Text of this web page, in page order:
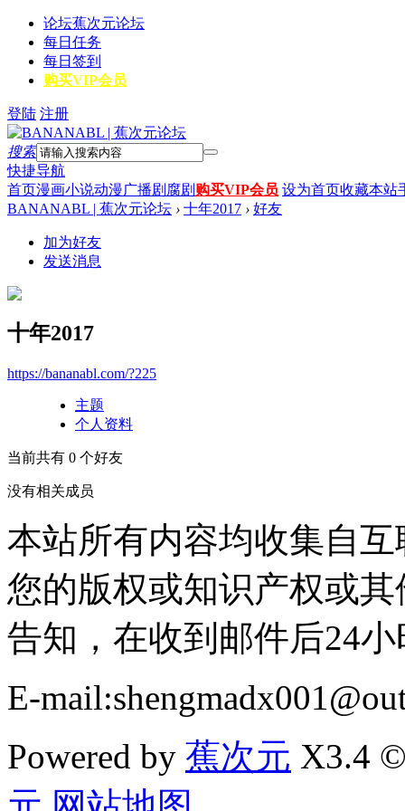
论坛蕉次元论坛
每日任务
每日签到
购买VIP会员
登陆 注册
搜索
快捷导航
首页漫画小说动漫广播剧 腐剧 购买VIP会员 设为首页收藏本站
BANANABL | 蕉次元论坛 › 十年2017 › 好友
加为好友
发送消息
十年2017
https://bananabl.com/?225
主题
个人资料
当前共有 0 个好友
没有相关成员
本站所有内容均收集自
您的版权或知识产权或
告知，在收到邮件后24
E-
Powered by 蕉次元 X3.4